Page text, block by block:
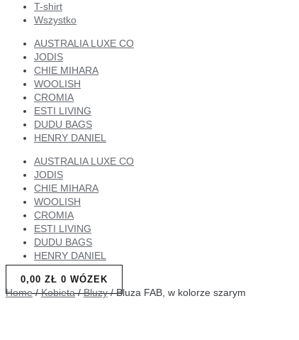
T-shirt
Wszystko
AUSTRALIA LUXE CO
JODIS
CHIE MIHARA
WOOLISH
CROMIA
ESTI LIVING
DUDU BAGS
HENRY DANIEL
AUSTRALIA LUXE CO
JODIS
CHIE MIHARA
WOOLISH
CROMIA
ESTI LIVING
DUDU BAGS
HENRY DANIEL
0,00 ZŁ 0 WÓZEK
Home/Kobieta/Bluzy/ Bluza FAB, w kolorze szarym